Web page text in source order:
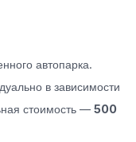
автопарка.
в зависимости
стоимость — 500